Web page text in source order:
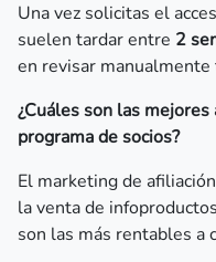
Una vez solicitas el
suelen tardar entre 2
en revisar manualmente
¿Cuáles son las
programa de socios?
El marketing de
la venta de
son las más rentables a